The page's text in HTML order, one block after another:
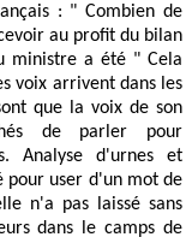
: " Combien de
au profit du bilan
ministre a été " Cela
voix arrivent dans les
que la voix de son
de parler pour
Analyse d'urnes et
pour user d'un mot de
n'a pas laissé sans
dans le camps de